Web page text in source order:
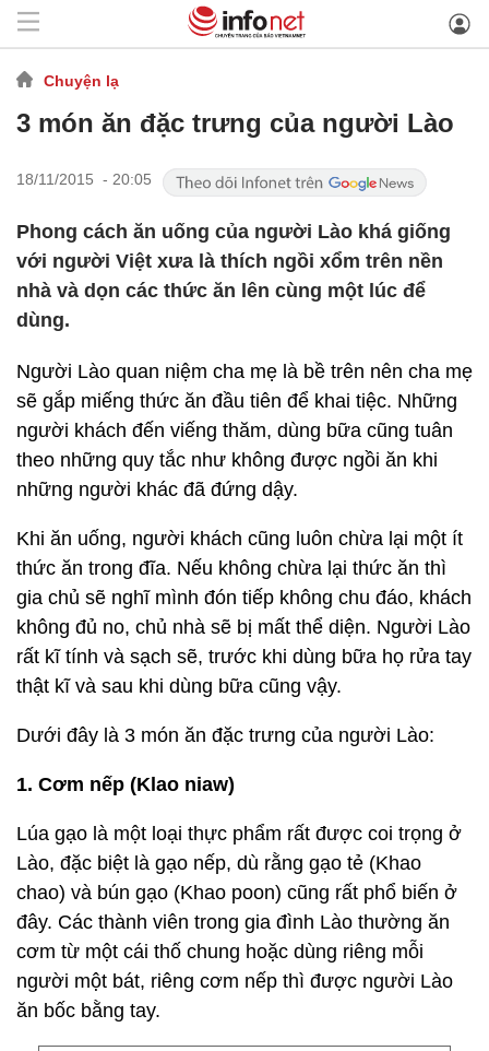
Chuyện lạ
3 món ăn đặc trưng của người Lào
18/11/2015 - 20:05
Phong cách ăn uống của người Lào khá giống
với người Việt xưa là thích ngồi xổm trên nền
nhà và dọn các thức ăn lên cùng một lúc để
dùng.
Người Lào quan niệm cha mẹ là bề trên nên cha mẹ
sẽ gắp miếng thức ăn đầu tiên để khai tiệc. Những
người khách đến viếng thăm, dùng bữa cũng tuân
theo những quy tắc như không được ngồi ăn khi
những người khác đã đứng dậy.
Khi ăn uống, người khách cũng luôn chừa lại một ít
thức ăn trong đĩa. Nếu không chừa lại thức ăn thì
gia chủ sẽ nghĩ mình đón tiếp không chu đáo, khách
không đủ no, chủ nhà sẽ bị mất thể diện. Người Lào
rất kĩ tính và sạch sẽ, trước khi dùng bữa họ rửa tay
thật kĩ và sau khi dùng bữa cũng vậy.
Dưới đây là 3 món ăn đặc trưng của người Lào:
1. Cơm nếp (Klao niaw)
Lúa gạo là một loại thực phẩm rất được coi trọng ở
Lào, đặc biệt là gạo nếp, dù rằng gạo tẻ (Khao
chao) và bún gạo (Khao poon) cũng rất phổ biến ở
đây. Các thành viên trong gia đình Lào thường ăn
cơm từ một cái thố chung hoặc dùng riêng mỗi
người một bát, riêng cơm nếp thì được người Lào
ăn bốc bằng tay.